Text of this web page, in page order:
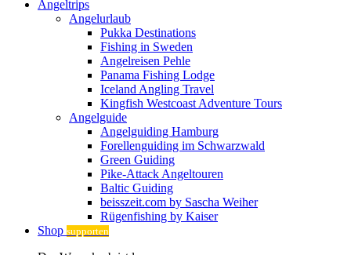
Angeltrips
Angelurlaub
Pukka Destinations
Fishing in Sweden
Angelreisen Pehle
Panama Fishing Lodge
Iceland Angling Travel
Kingfish Westcoast Adventure Tours
Angelguide
Angelguiding Hamburg
Forellenguiding im Schwarzwald
Green Guiding
Pike-Attack Angeltouren
Baltic Guiding
beisszeit.com by Sascha Weiher
Rügenfishing by Kaiser
Shop supporten